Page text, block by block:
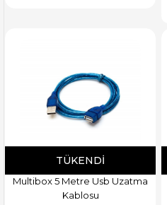
TÜKENDI
Multibox 5 Metre Usb Uzatma
Kablosu